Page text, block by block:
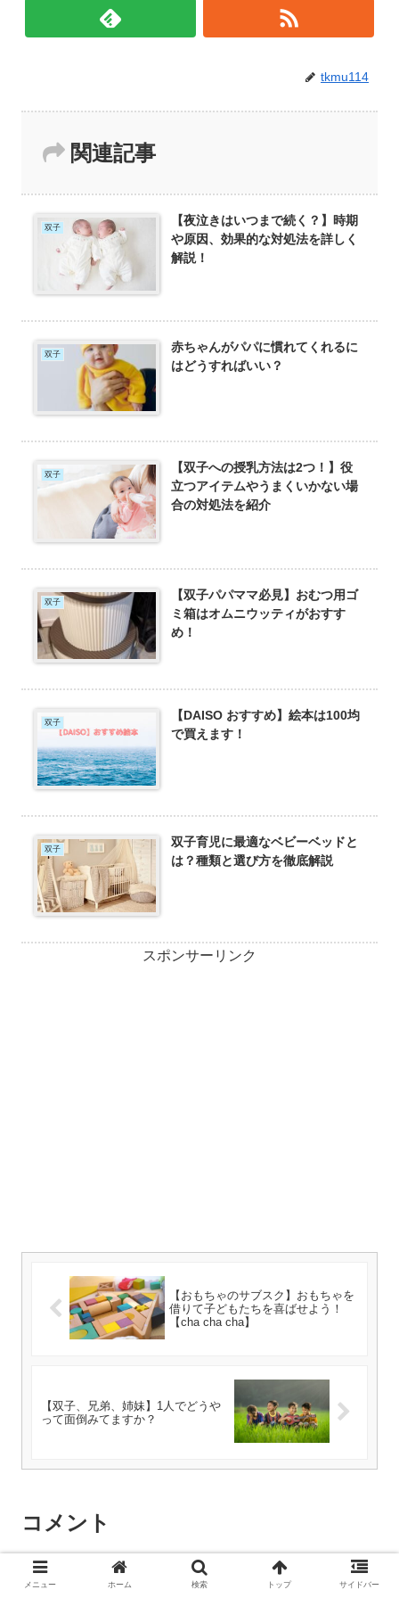
tkmu114
関連記事
双子
【夜泣きはいつまで続く？】時期
や原因、効果的な対処法を詳しく
解説！
双子
赤ちゃんがパパに慣れてくれるに
はどうすればいい？
双子
【双子への授乳方法は2つ！】役
立つアイテムやうまくいかない場
合の対処法を紹介
双子
【双子パパママ必見】おむつ用ゴ
ミ箱はオムニウッティがおすす
め！
双子
【DAISO おすすめ】絵本は100均
で買えます！
双子
双子育児に最適なベビーベッドと
は？種類と選び方を徹底解説
スポンサーリンク
【おもちゃのサブスク】おもちゃを
借りて子どもたちを喜ばせよう！
【cha cha cha】
【双子、兄弟、姉妹】1人でどうや
って面倒みてますか？
コメント
コメントを書き込む
メニュー ホーム 検索 トップ サイドバー